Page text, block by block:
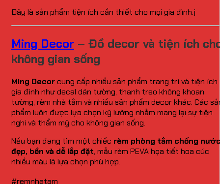
Đây là sản phẩm tiện ích cần thiết cho mọi gia đình.j
Ming Decor – Đồ decor và tiện ích
không gian sống
Ming Decorcung cấp nhiều sản phẩm trang trí và tiện ích
gia đình như decal dán tường, thanh treo không khoan
tường, rèm nhà tắm và nhiều sản phẩm decor khác. Các
phẩm luôn được lựa chọn kỹ lưỡng nhằm mang lại sự tiện
nghi và thẩm mỹ cho không gian sống.
Nếu bạn đang tìm một chiếc rèm phòng tắm chống
đẹp, bền và dễ lắp đặt, mẫu rèm PEVA họa tiết hoa cúc
nhiều màu là lựa chọn phù hợp.
#remnhatam